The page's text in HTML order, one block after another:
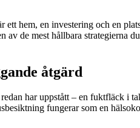
ett hem, en investering och en
av de mest hållbara strategierna
åtgärd
har uppstått – en fuktfläck i
fungerar som en